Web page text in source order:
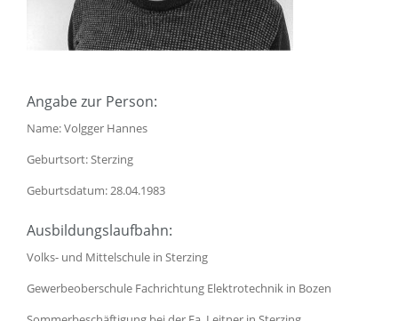
Angabe zur Person:
Name: Volgger Hannes
Geburtsort: Sterzing
Geburtsdatum: 28.04.1983
Ausbildungslaufbahn:
Volks- und Mittelschule in Sterzing
Gewerbeoberschule Fachrichtung Elektrotechnik in Bozen